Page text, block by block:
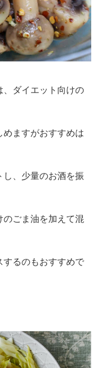
、ダイエット向けの
ますがおすすめは
、少量のお酒を振
ごま油を加えて混
するのもおすすめで